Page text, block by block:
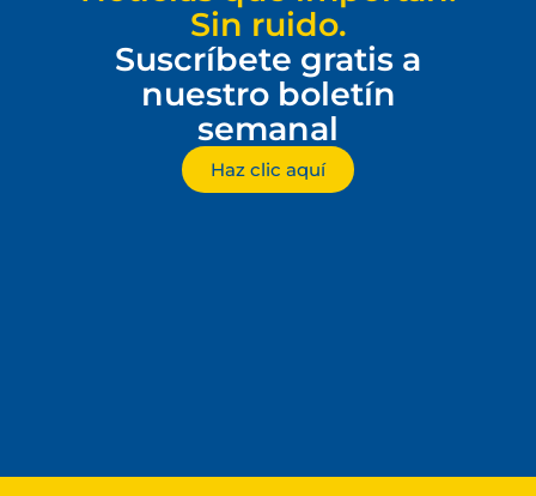
Sin ruido.
Suscríbete gratis a
nuestro boletín
semanal
Haz clic aquí